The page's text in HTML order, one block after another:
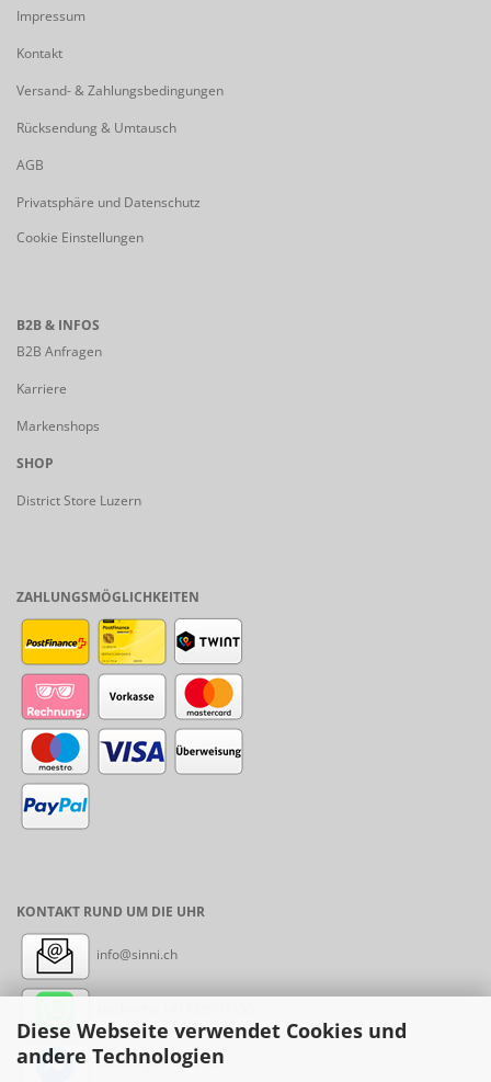
Diese Webseite verwendet Cookies und
andere Technologien
Impressum
Kontakt
Versand- & Zahlungsbedingungen
Rücksendung & Umtausch
AGB
Privatsphäre und Datenschutz
Cookie Einstellungen
B2B & INFOS
B2B Anfragen
Karriere
Markenshops
SHOP
District Store Luzern
ZAHLUNGSMÖGLICHKEITEN
KONTAKT RUND UM DIE UHR
info@sinni.ch
Messenger: sinni.ch